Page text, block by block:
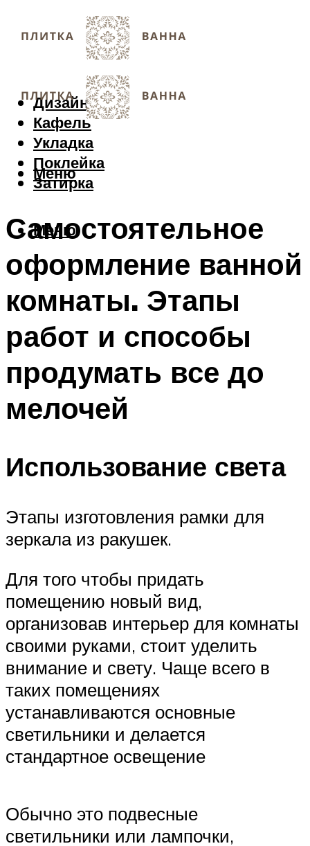
Дизайн
Кафель
Укладка
Поклейка
Затирка
Меню
Меню
Самостоятельное
оформление ванной
комнаты. Этапы
работ и способы
продумать все до
мелочей
Использование света
Этапы изготовления рамки для
зеркала из ракушек.
Для того чтобы придать
помещению новый вид,
организовав интерьер для комнаты
своими руками, стоит уделить
внимание и свету. Чаще всего в
таких помещениях
устанавливаются основные
светильники и делается
стандартное освещение
Обычно это подвесные
светильники или лампочки,